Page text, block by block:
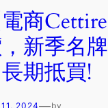
商
新季名
期抵買!
2024 by